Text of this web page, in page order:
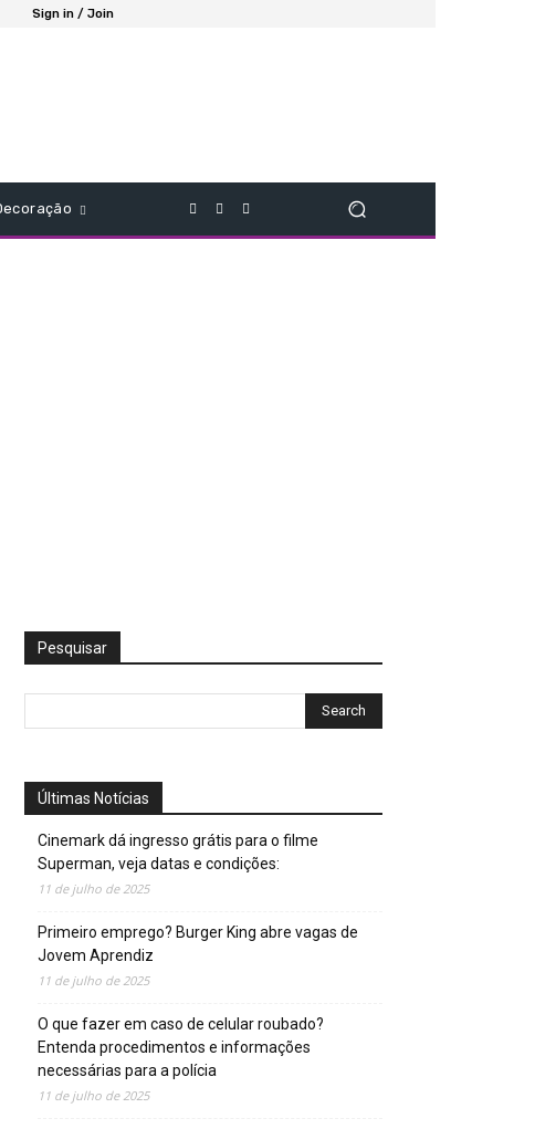
Sign in / Join
Pesquisar
Últimas Notícias
Cinemark dá ingresso grátis para o filme
Superman, veja datas e condições:
11 de julho de 2025
Primeiro emprego? Burger King abre vagas de
Jovem Aprendiz
11 de julho de 2025
O que fazer em caso de celular roubado?
Entenda procedimentos e informações
necessárias para a polícia
11 de julho de 2025